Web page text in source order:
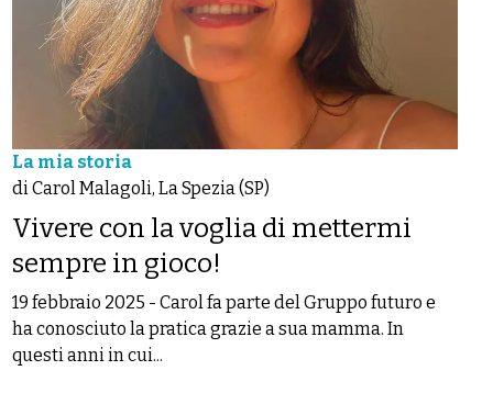
La mia storia
di Carol Malagoli, La Spezia (SP)
Vivere con la voglia di mettermi
sempre in gioco!
19 febbraio 2025 - Carol fa parte del Gruppo futuro e
ha conosciuto la pratica grazie a sua mamma. In
questi anni in cui...